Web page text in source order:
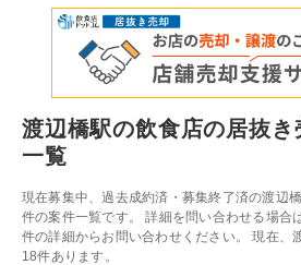
渡辺橋駅の飲食店の居抜
一覧
現在募集中、過去成約済・募集終了済の渡辺
件の案件一覧です。 詳細を問い合わせる場合
件の詳細からお問い合わせください。 現在、
18件あります。